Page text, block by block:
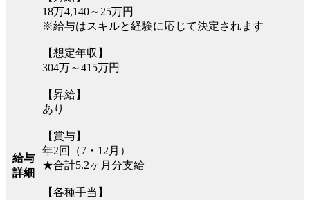
給与
詳細
18万4,140～25万円
※給与はスキルと経験に応じて決定されます
【想定年収】
304万～415万円
【昇給】
あり
【賞与】
年2回（7・12月）
★合計5.2ヶ月分支給
【各種手当】